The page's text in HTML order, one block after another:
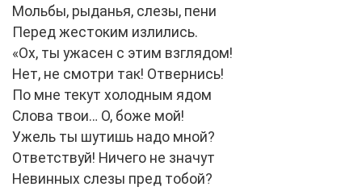
Мольбы, рыданья, слезы, пени
Перед жестоким излились.
«Ох, ты ужасен с этим взглядом!
Нет, не смотри так! Отвернись!
По мне текут холодным ядом
Слова твои… О, боже мой!
Ужель ты шутишь надо мной?
Ответствуй! Ничего не значут
Невинных слезы пред тобой?